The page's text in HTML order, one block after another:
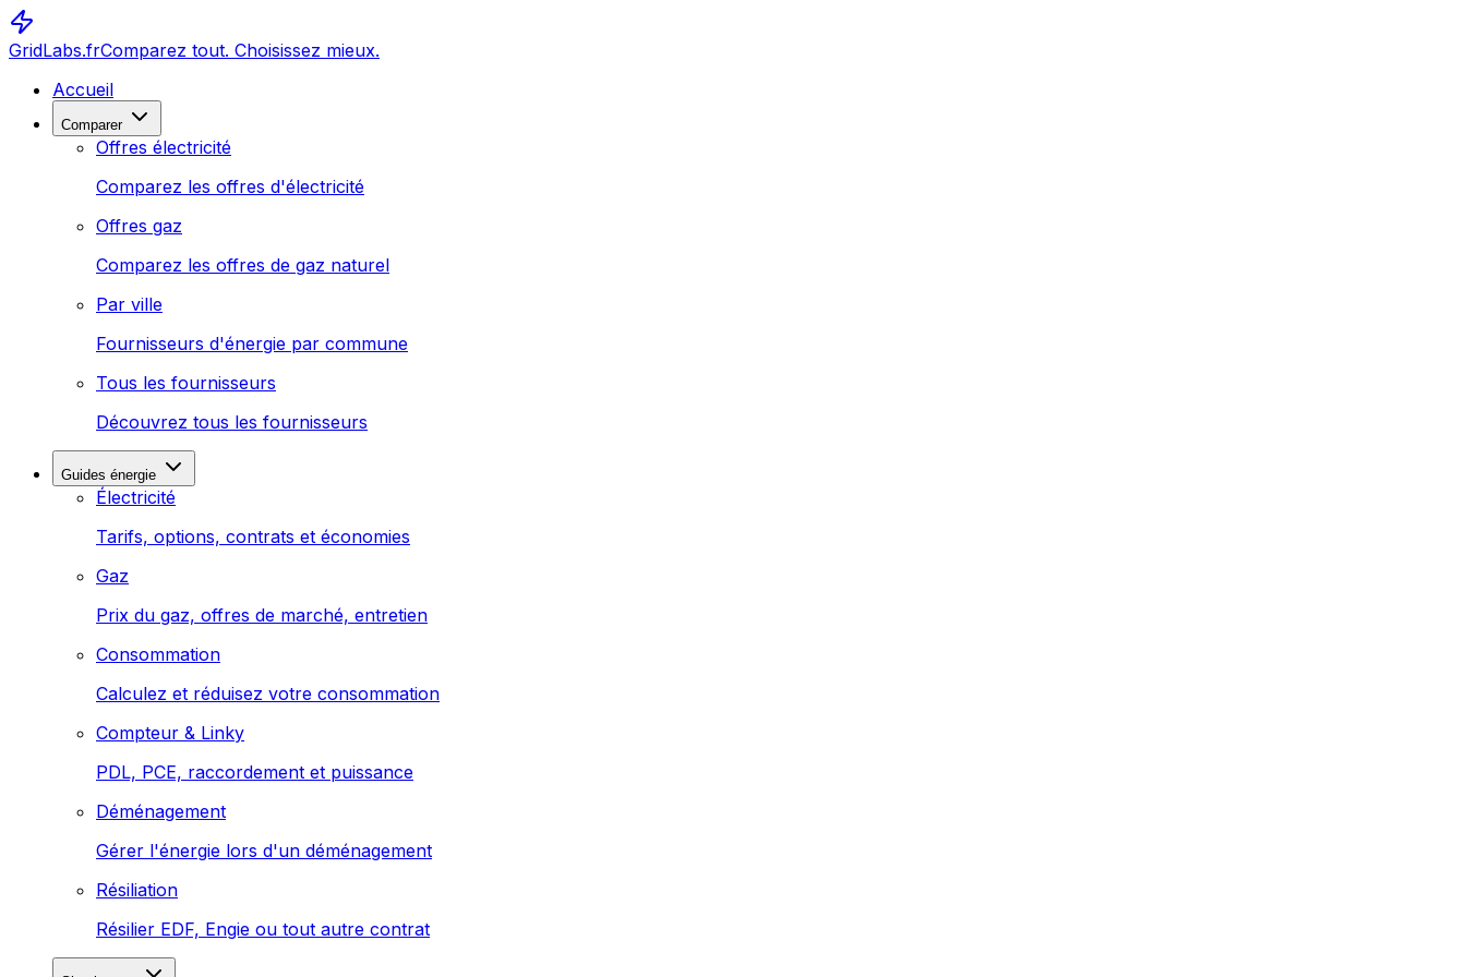
GridLabs.frComparez tout. Choisissez mieux.
Accueil
Comparer
Offres électricité
Comparez les offres d'électricité
Offres gaz
Comparez les offres de gaz naturel
Par ville
Fournisseurs d'énergie par commune
Tous les fournisseurs
Découvrez tous les fournisseurs
Guides énergie
Électricité
Tarifs, options, contrats et économies
Gaz
Prix du gaz, offres de marché, entretien
Consommation
Calculez et réduisez votre consommation
Compteur & Linky
PDL, PCE, raccordement et puissance
Déménagement
Gérer l'énergie lors d'un déménagement
Résiliation
Résilier EDF, Engie ou tout autre contrat